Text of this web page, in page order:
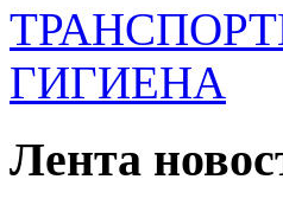
ГИГИЕНА
Лента